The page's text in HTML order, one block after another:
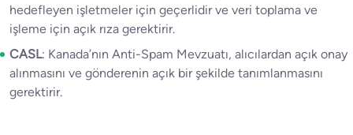
hedefleyen işletmeler için geçerlidir ve veri toplama ve
işleme için açık rıza gerektirir.
CASL: Kanada’nın Anti-Spam Mevzuatı, alıcılardan açık onay
alınmasını ve gönderenin açık bir şekilde tanımlanmasını
gerektirir.